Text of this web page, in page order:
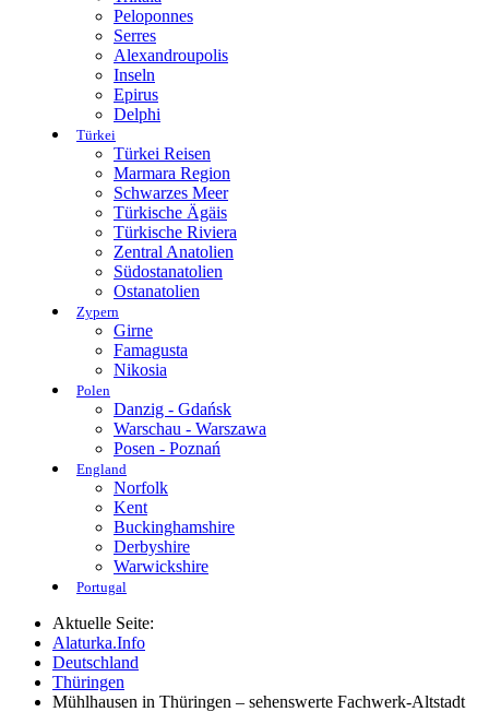
Peloponnes
Serres
Alexandroupolis
Inseln
Epirus
Delphi
Türkei
Türkei Reisen
Marmara Region
Schwarzes Meer
Türkische Ägäis
Türkische Riviera
Zentral Anatolien
Südostanatolien
Ostanatolien
Zypern
Girne
Famagusta
Nikosia
Polen
Danzig - Gdańsk
Warschau - Warszawa
Posen - Poznań
England
Norfolk
Kent
Buckinghamshire
Derbyshire
Warwickshire
Portugal
Aktuelle Seite:
Alaturka.Info
Deutschland
Thüringen
Mühlhausen in Thüringen – sehenswerte Fachwerk-Altstadt